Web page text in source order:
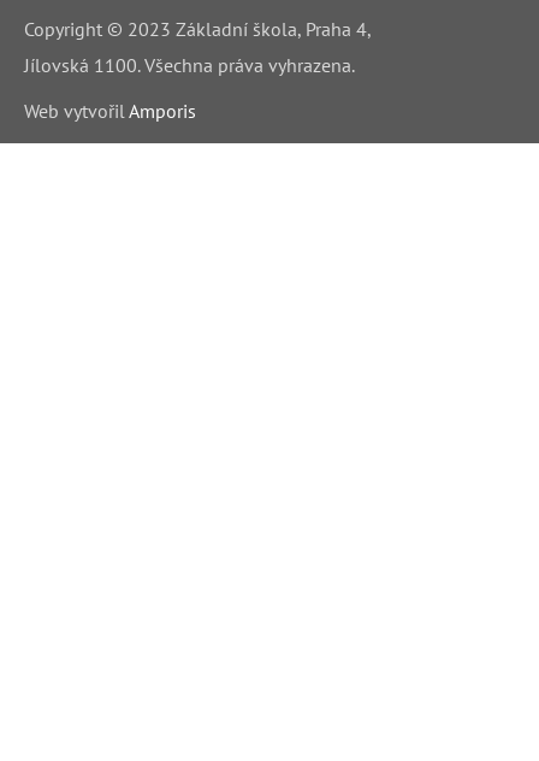
Copyright © 2023 Základní škola, Praha 4,
Jílovská 1100. Všechna práva vyhrazena.
Web vytvořilAmporis